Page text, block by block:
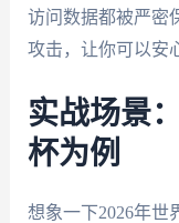
访问数据都被严密
攻击，让你可以安
实战场景
杯为例
想象一下2026年世